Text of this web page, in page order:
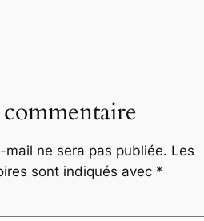
ne sera pas publiée. Les
sont indiqués avec *